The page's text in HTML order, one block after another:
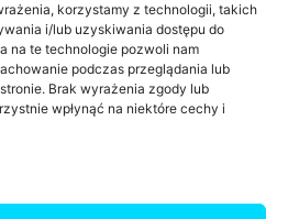
korzystamy z technologii, takich
i/lub uzyskiwania dostępu do
na te technologie pozwoli nam
podczas przeglądania lub
Brak wyrażenia zgody lub
wpłynąć na niektóre cechy i